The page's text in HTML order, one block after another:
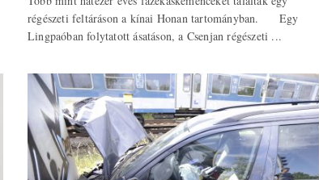
régészeti feltáráson a kínai Honan tartományban. Egy
Lingpaóban folytatott ásatáson, a Csenjan régészeti ...